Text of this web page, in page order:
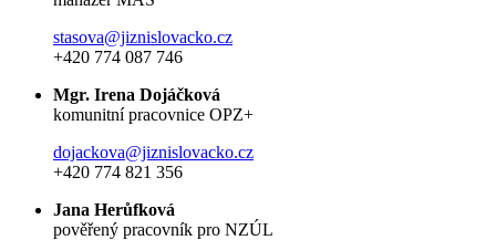
stasova@jiznislovacko.cz
+420 774 087 746
Mgr. Irena Dojáčková
komunitní pracovnice OPZ+
dojackova@jiznislovacko.cz
+420 774 821 356
Jana Herůfková
pověřený pracovník pro NZÚL